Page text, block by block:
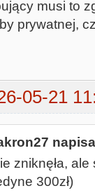
musi to
prywatnej,
05-21
zniknęła,
300zł)